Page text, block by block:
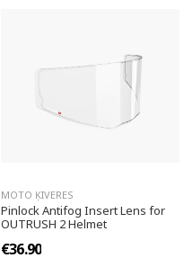
MOTO ĶIVERES
Pinlock Antifog Insert Lens for
OUTRUSH 2 Helmet
€36.90